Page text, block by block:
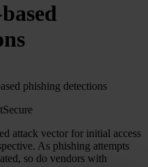
phishing detections
attack vector for initial access
As phishing attempts
so do vendors with